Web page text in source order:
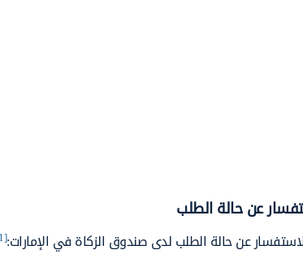
عن حالة الطلب
عن حالة الطلب لدى صندوق الزكاة في الإمارات:[1]